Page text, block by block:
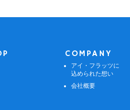
COMPANY
アイ・フラッツに
込められた想い
会社概要